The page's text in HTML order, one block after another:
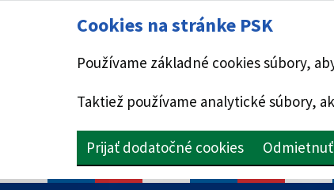
Cookies na stránke PSK
Používame základné cookies súbory,
Taktiež používame analytické súbory,
Prijať dodatočné cookies
PRESKOČIŤ NA HLAVNÝ OBSAH